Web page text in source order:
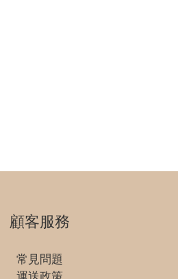
顧客服務
常見問題